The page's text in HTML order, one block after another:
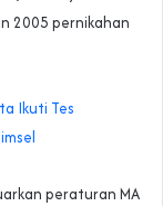
2005 pernikahan
Ikuti Tes
peraturan MA